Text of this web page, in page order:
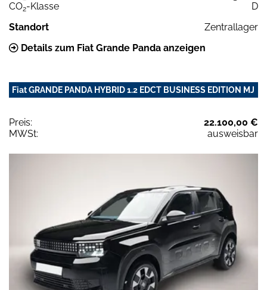
CO2-Klasse
D
Standort
Zentrallager
Details zum Fiat Grande Panda anzeigen
Fiat GRANDE PANDA HYBRID 1.2 EDCT BUSINESS EDITION MJ
Preis:
22.100,00 €
MWSt:
ausweisbar